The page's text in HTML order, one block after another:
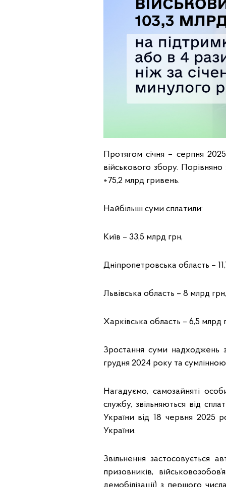
Протягом січня – серпня
військового збору.
+75,2 млрд гривень.
Найбільші суми сплатили:
Київ – 33,5 млрд грн,
Дніпропетровська область –
Львівська область – 8 млрд грн,
Харківська область – 6,5 млрд
Зростання суми надходжень
грудня 2024 року та
Нагадуємо, самозайняті
службу, звільняються від
України від 18 червня
України.
Звільнення застосовується
призовників,
демобілізації) з першого